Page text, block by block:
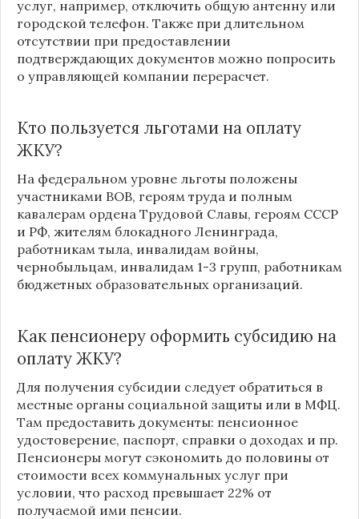
услуг, например, отключить общую антенну или
городской телефон. Также при длительном
отсутствии при предоставлении
подтверждающих документов можно попросить
о управляющей компании перерасчет.
Кто пользуется льготами на оплату
ЖКУ?
На федеральном уровне льготы положены
участниками ВОВ, героям труда и полным
кавалерам ордена Трудовой Славы, героям СССР
и РФ, жителям блокадного Ленинграда,
работникам тыла, инвалидам войны,
чернобыльцам, инвалидам 1-3 групп, работникам
бюджетных образовательных организаций.
Как пенсионеру оформить субсидию на
оплату ЖКУ?
Для получения субсидии следует обратиться в
местные органы социальной защиты или в МФЦ.
Там предоставить документы: пенсионное
удостоверение, паспорт, справки о доходах и пр.
Пенсионеры могут сэкономить до половины от
стоимости всех коммунальных услуг при
условии, что расход превышает 22% от
получаемой ими пенсии.